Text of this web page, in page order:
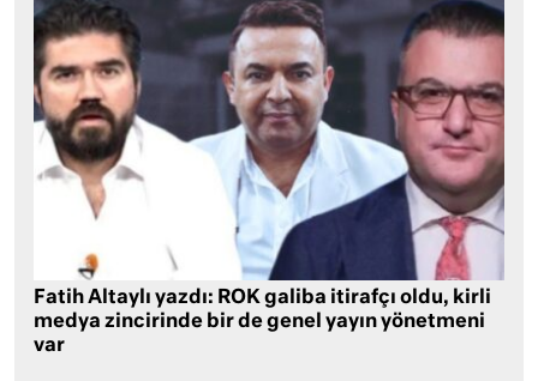
Fatih Altaylı yazdı: ROK galiba itirafçı oldu, kirli
medya zincirinde bir de genel yayın yönetmeni
var